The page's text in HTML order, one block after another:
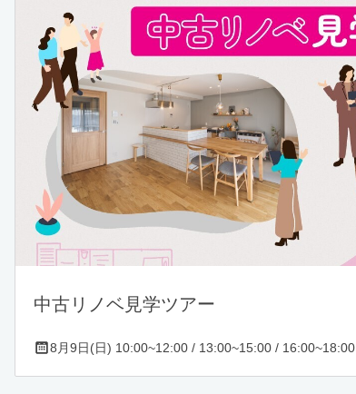
中古リノベ見学ツアー
8月9日(日) 10:00~12:00 / 13:00~15:00 / 16:00~18:00